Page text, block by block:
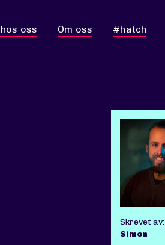
oss Om oss #hatch
Skrevet av:
Simon